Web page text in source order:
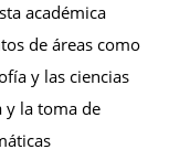
académica
de áreas como
y las ciencias
y la toma de